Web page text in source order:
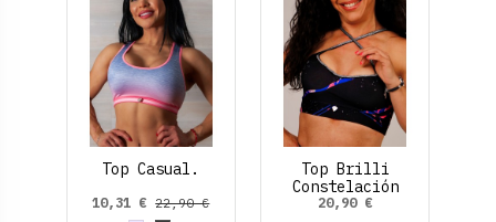
Top Casual.
10,31 € 22,90 €
Top Brilli
Constelación
20,90 €